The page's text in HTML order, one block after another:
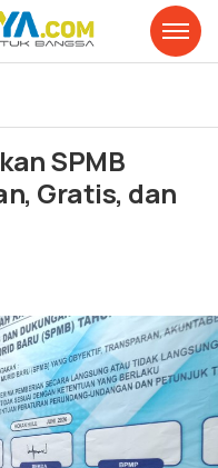
SPMB
Gratis, dan